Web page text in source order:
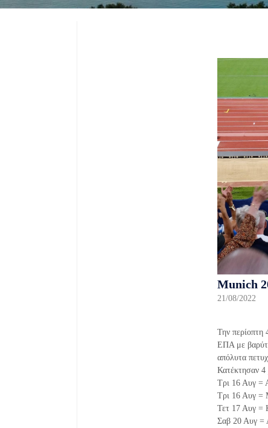
Munich
21/08/2022
Την περίοπτη
ΕΠΑ με
απόλυτα
Κατέκτησαν 4
Τρι 16 Αυγ =
Τρι 16 Αυγ =
Τετ 17 Αυγ =
Σαβ 20 Αυγ =